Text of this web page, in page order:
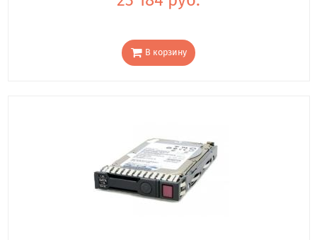
В корзину